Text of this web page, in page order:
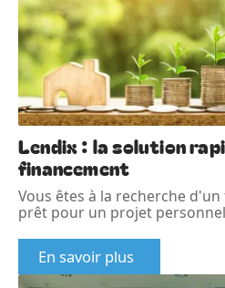
Lendix : la solution
financement
Vous êtes à la recherche
prêt pour un projet personnel
En savoir plus